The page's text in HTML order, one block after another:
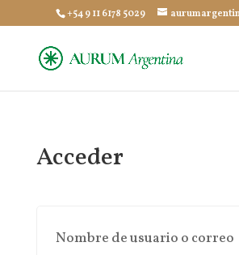
+54 9 11 6178 5029
Acceder
Nombre de usuario o correo